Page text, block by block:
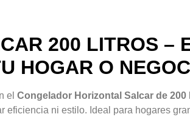
200 LITROS –
HOGAR O
el Congelador Horizontal Salcar de 200
eficiencia ni estilo. Ideal para hogares